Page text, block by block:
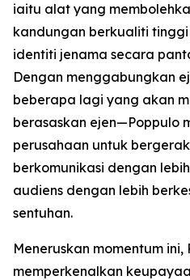
iaitu alat yang
kandungan berkualiti
identiti jenama secara
Dengan menggabungkan
beberapa lagi yang akan
berasaskan ejen—Poppulo
perusahaan untuk
berkomunikasi dengan
audiens dengan lebih
sentuhan.
Meneruskan momentum
memperkenalkan